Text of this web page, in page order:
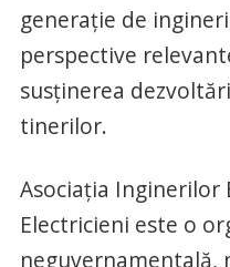
generație de
perspective
susținerea
tinerilor.
Asociația Inginerilor
Electricieni este o